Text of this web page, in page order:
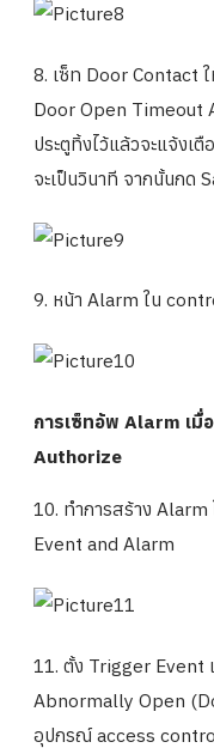
8. เซ็ท Door Contact
Door Open Timeout
ประตูทิ้งไว้แล้วจะแจ้งเ
จะเป็นวินาที จากนั้นกด
9. หน้า Alarm ใน
การเซ็ทอัพ Alarm เมื่
Authorize
10. ทำการสร้าง
Event and Alarm
11. ตั้ง Trigger Event
Abnormally Open
อุปกรณ์ access